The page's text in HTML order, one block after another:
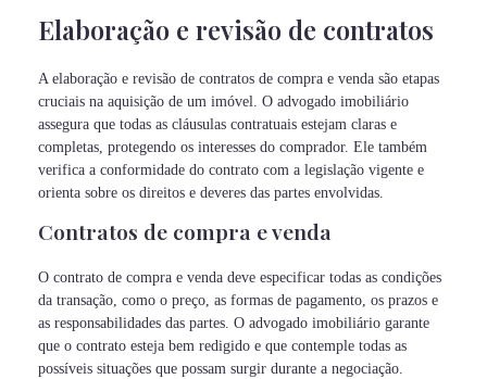
Elaboração e revisão de contratos
A elaboração e revisão de contratos de compra e venda são etapas
cruciais na aquisição de um imóvel. O advogado imobiliário
assegura que todas as cláusulas contratuais estejam claras e
completas, protegendo os interesses do comprador. Ele também
verifica a conformidade do contrato com a legislação vigente e
orienta sobre os direitos e deveres das partes envolvidas.
Contratos de compra e venda
O contrato de compra e venda deve especificar todas as condições
da transação, como o preço, as formas de pagamento, os prazos e
as responsabilidades das partes. O advogado imobiliário garante
que o contrato esteja bem redigido e que contemple todas as
possíveis situações que possam surgir durante a negociação.